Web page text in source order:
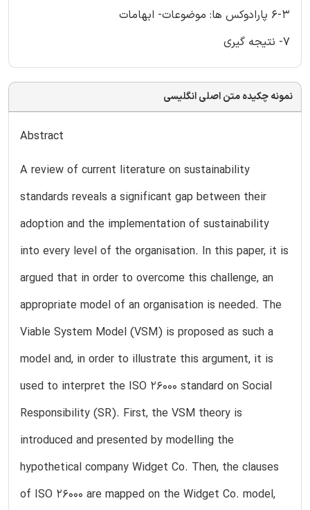
6-3 پارادوکس ها: موضوعات- ابهامات
7- نتیجه گیری
نمونه چکیده متن اصلی انگلیسی
Abstract
A review of current literature on sustainability
standards reveals a significant gap between their
adoption and the implementation of sustainability
into every level of the organisation. In this paper, it is
argued that in order to overcome this challenge, an
appropriate model of an organisation is needed. The
Viable System Model (VSM) is proposed as such a
model and, in order to illustrate this argument, it is
used to interpret the ISO 26000 standard on Social
Responsibility (SR). First, the VSM theory is
introduced and presented by modelling the
hypothetical company Widget Co. Then, the clauses
of ISO 26000 are mapped on the Widget Co. model,